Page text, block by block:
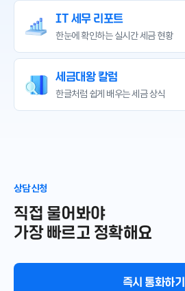
IT 세무 리포트
한눈에 확인하는실시간 세금 현황
세금대왕 칼럼
한글처럼 쉽게 배우는세금 상식
상담 신청
직접 물어봐야
가장 빠르고 정확해요
즉시 통화하기